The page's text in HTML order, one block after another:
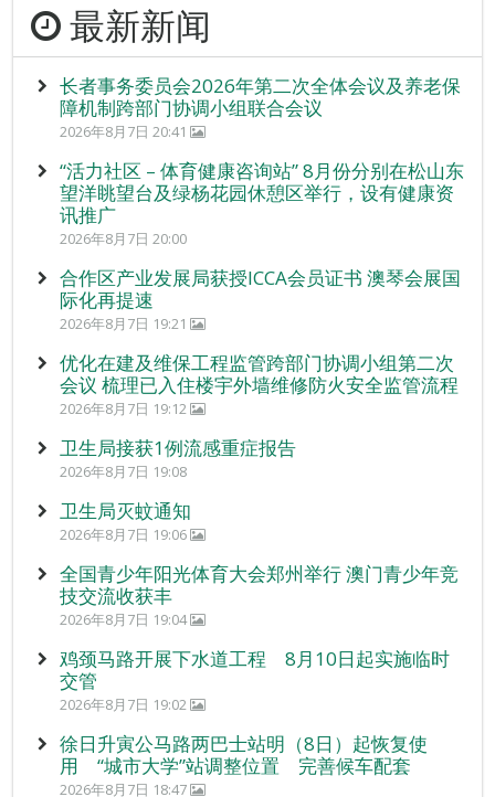
最新新闻
长者事务委员会2026年第二次全体会议及养老保
障机制跨部门协调小组联合会议
2026年8月7日 20:41
“活力社区 – 体育健康咨询站” 8月份分别在松山东
望洋眺望台及绿杨花园休憩区举行，设有健康资
讯推广
2026年8月7日 20:00
合作区产业发展局获授ICCA会员证书 澳琴会展国
际化再提速
2026年8月7日 19:21
优化在建及维保工程监管跨部门协调小组第二次
会议 梳理已入住楼宇外墙维修防火安全监管流程
2026年8月7日 19:12
卫生局接获1例流感重症报告
2026年8月7日 19:08
卫生局灭蚊通知
2026年8月7日 19:06
全国青少年阳光体育大会郑州举行 澳门青少年竞
技交流收获丰
2026年8月7日 19:04
鸡颈马路开展下水道工程 8月10日起实施临时
交管
2026年8月7日 19:02
徐日升寅公马路两巴士站明（8日）起恢复使
用 “城市大学”站调整位置 完善候车配套
2026年8月7日 18:47